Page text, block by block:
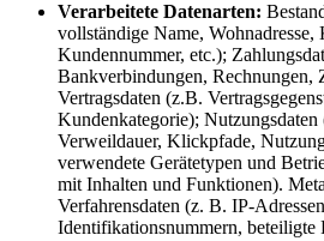
Verarbeitete Datenarten:
vollständige Name,
Kundennummer, etc.);
Bankverbindungen, Rechnungen,
Vertragsdaten (z.B.
Kundenkategorie);
Verweildauer, Klickpfade,
verwendete Gerätetypen und
mit Inhalten und Funktionen).
Verfahrensdaten (z. B. IP-
Identifikationsnummern, beteiligte